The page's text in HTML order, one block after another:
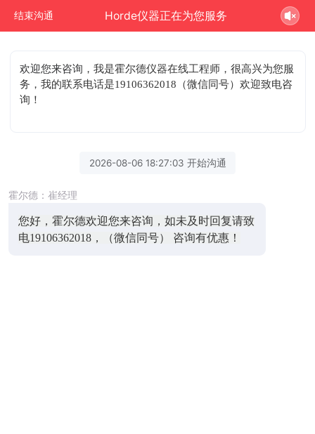
结束沟通 Horde仪器正在为您服务
欢迎您来咨询 ，我是霍尔德仪器在线工程师，很高兴为您服
务，我的联系电话是19106362018（微信同号）欢迎致电咨
询！
2026-08-06 18:27:03 开始沟通
霍尔德：崔经理
您好，霍尔德欢迎您来咨询，如未及时回复请致
电19106362018，（微信同号） 咨询有优惠！